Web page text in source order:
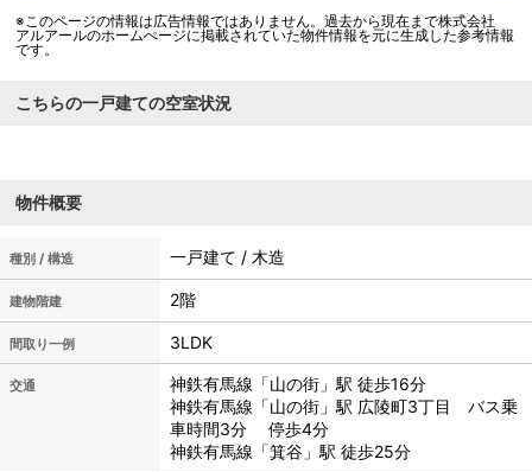
※このページの情報は広告情報ではありません。過去から現在まで株式会社
アルアールのホームぺージに掲載されていた物件情報を元に生成した参考情報
です。
こちらの一戸建ての空室状況
物件概要
種別 / 構造 一戸建て / 木造
建物階建 2階
間取り一例 3LDK
交通
神鉄有馬線「山の街」駅 徒歩16分
神鉄有馬線「山の街」駅 広陵町3丁目 バス乗
車時間3分 停歩4分
神鉄有馬線「箕谷」駅 徒歩25分